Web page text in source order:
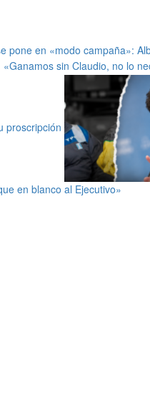
pone en «modo campaña»:
sin Claudio, no lo
proscripción
en blanco al Ejecutivo»